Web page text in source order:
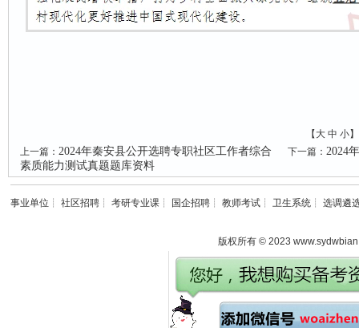
【 大 中 小
上一篇： 2024年秦安县公开选聘专职社区工作者综合
素质能力测试真题题库资料
下一篇： 2024
事业单位 ┊ 社区招聘 ┊ 考研专业课 ┊ 国企招聘 ┊ 教师考试 ┊ 卫生系统 ┊ 选调遴
版权所有 © 2023